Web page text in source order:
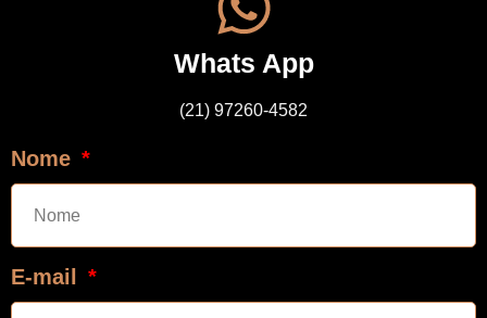
Whats App
(21) 97260-4582
Nome
E-mail